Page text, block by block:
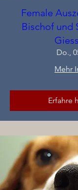
Female
Bischof und
Do.,
Mehr
Erfahre